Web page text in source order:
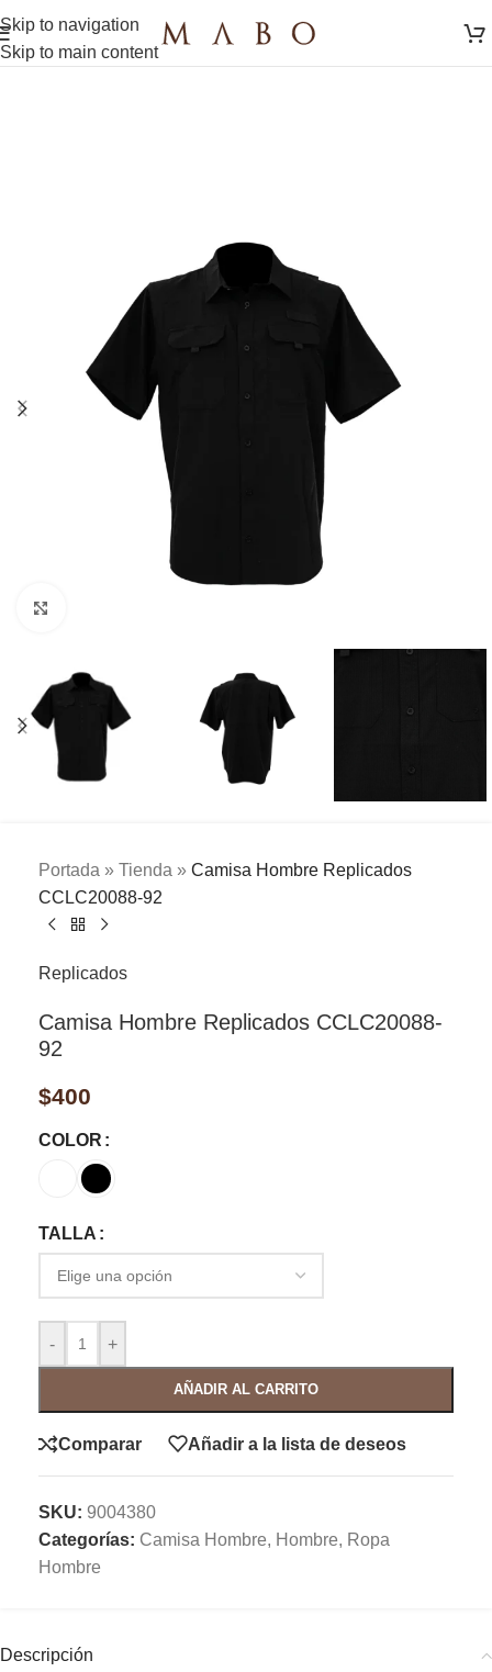
Skip to navigation
Skip to main content
Portada » Tienda » Camisa Hombre Replicados
CCLC20088-92
Replicados
Camisa Hombre Replicados CCLC20088-
92
$400
COLOR
TALLA
- +
AÑADIR AL CARRITO
Comparar Añadir a la lista de deseos
SKU: 9004380
Categorías: Camisa Hombre, Hombre, Ropa
Hombre
Descripción